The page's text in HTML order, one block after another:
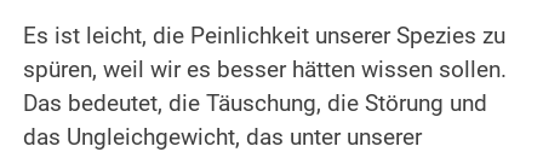
Es ist leicht, die Peinlichkeit unserer Spezies zu
spüren, weil wir es besser hätten wissen sollen.
Das bedeutet, die Täuschung, die Störung und
das Ungleichgewicht, das unter unserer